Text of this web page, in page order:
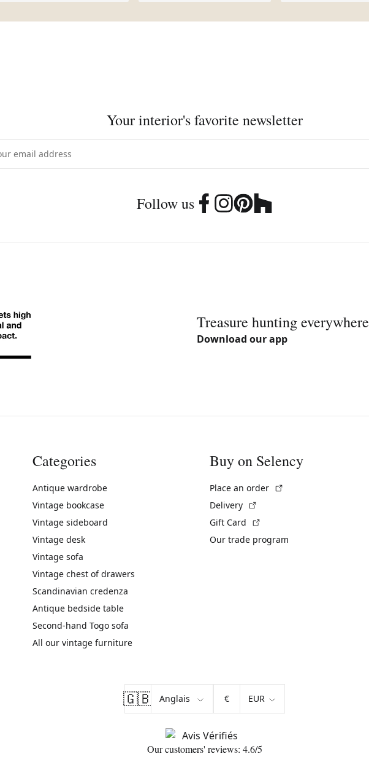
Your interior's favorite newsletter
Follow us
Treasure hunting everywhere
Download our app
Categories
Antique wardrobe
Vintage bookcase
Vintage sideboard
Vintage desk
Vintage sofa
Vintage chest of drawers
Scandinavian credenza
Antique bedside table
Second-hand Togo sofa
All our vintage furniture
Buy on Selency
Place an order
Delivery
Gift Card
Our trade program
🇬🇧 €
Our customers' reviews: 4.6/5